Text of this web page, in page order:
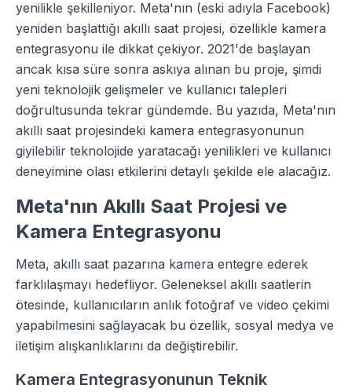
yenilikle şekilleniyor. Meta'nın (eski adıyla Facebook)
yeniden başlattığı akıllı saat projesi, özellikle kamera
entegrasyonu ile dikkat çekiyor. 2021'de başlayan
ancak kısa süre sonra askıya alınan bu proje, şimdi
yeni teknolojik gelişmeler ve kullanıcı talepleri
doğrultusunda tekrar gündemde. Bu yazıda, Meta'nın
akıllı saat projesindeki kamera entegrasyonunun
giyilebilir teknolojide yaratacağı yenilikleri ve kullanıcı
deneyimine olası etkilerini detaylı şekilde ele alacağız.
Meta'nın Akıllı Saat Projesi ve
Kamera Entegrasyonu
Meta, akıllı saat pazarına kamera entegre ederek
farklılaşmayı hedefliyor. Geleneksel akıllı saatlerin
ötesinde, kullanıcıların anlık fotoğraf ve video çekimi
yapabilmesini sağlayacak bu özellik, sosyal medya ve
iletişim alışkanlıklarını da değiştirebilir.
Kamera Entegrasyonunun Teknik